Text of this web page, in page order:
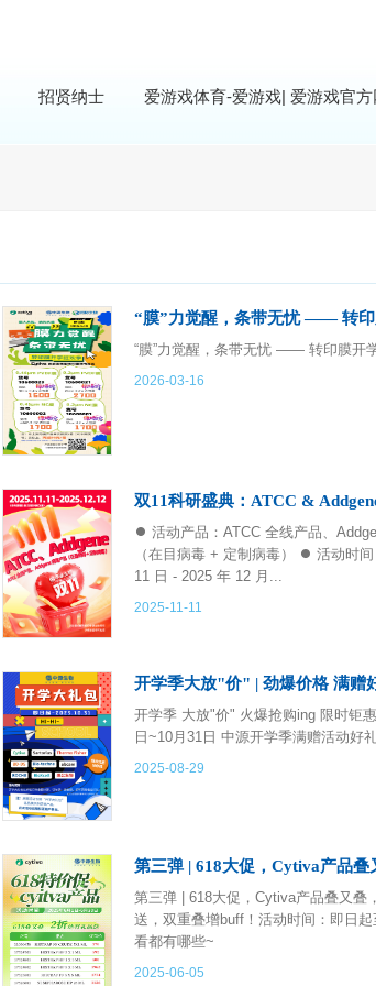
招贤纳士 爱游戏体育-爱游戏| 爱游戏官
“膜”力觉醒，条带无忧 —— 转印
“膜”力觉醒，条带无忧 —— 转印膜开
2026-03-16
双11科研盛典：ATCC &
⏺ 活动产品：ATCC 全线产品、
（在目病毒 + 定制病毒） ⏺ 活动时间
11 日 - 2025 年 12 月...
2025-11-11
开学季大放"价" | 劲爆价格 满赠
开学季 大放"价" 火爆抢购ing 限时钜
日~10月31日 中源开学季满赠活动好
2025-08-29
第三弹 | 618大促，Cytiva产品叠
第三弹 | 618大促，Cytiva产品叠又叠
送，双重叠增buff！活动时间：即日
看都有哪些~
2025-06-05